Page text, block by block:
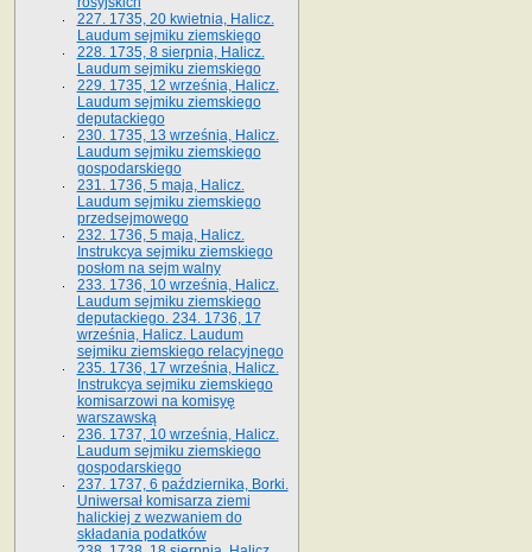
227. 1735, 20 kwietnia, Halicz.
Laudum sejmiku ziemskiego
228. 1735, 8 sierpnia, Halicz.
Laudum sejmiku ziemskiego
229. 1735, 12 września, Halicz.
Laudum sejmiku ziemskiego
deputackiego
230. 1735, 13 września, Halicz.
Laudum sejmiku ziemskiego
gospodarskiego
231. 1736, 5 maja, Halicz.
Laudum sejmiku ziemskiego
przedsejmowego
232. 1736, 5 maja, Halicz.
Instrukcya sejmiku ziemskiego
posłom na sejm walny
233. 1736, 10 września, Halicz.
Laudum sejmiku ziemskiego
deputackiego. 234. 1736, 17
września, Halicz. Laudum
sejmiku ziemskiego relacyjnego
235. 1736, 17 września, Halicz.
Instrukcya sejmiku ziemskiego
komisarzowi na komisyę
warszawską
236. 1737, 10 września, Halicz.
Laudum sejmiku ziemskiego
gospodarskiego
237. 1737, 6 października, Borki.
Uniwersał komisarza ziemi
halickiej z wezwaniem do
składania podatków